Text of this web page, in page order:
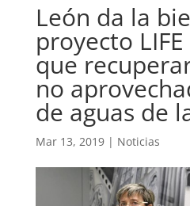
León da la
proyecto LIFE
que
no
de aguas de
Mar 13, 2019| Noticias